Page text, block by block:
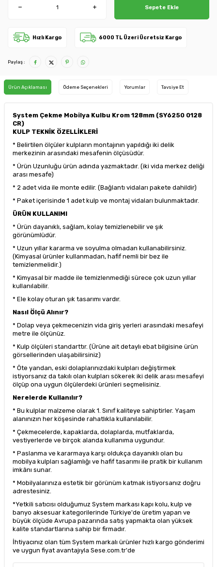
Sepete Ekle
Hızlı Kargo 6000 TL Üzeri Ücretsiz Kargo
Paylaş :
Ürün Açıklaması Ödeme Seçenekleri Yorumlar Tavsiye Et
System Çekme Mobilya Kulbu Krom 128mm (SY6250 0128
CR)
KULP TEKNİK ÖZELLİKLERİ
* Belirtilen ölçüler kulpların montajının yapıldığı iki delik
merkezinin arasındaki mesafenin ölçüsüdür.
* Ürün Uzunluğu ürün adında yazmaktadır. (iki vida merkez deliği
arası mesafe)
* 2 adet vida ile monte edilir. (Bağlantı vidaları pakete dahildir)
* Paket içerisinde 1 adet kulp ve montaj vidaları bulunmaktadır.
ÜRÜN KULLANIMI
* Ürün dayanıklı, sağlam, kolay temizlenebilir ve şık
görünümlüdür.
* Uzun yıllar kararma ve soyulma olmadan kullanabilirsiniz.
(Kimyasal ürünler kullanmadan, hafif nemli bir bez ile
temizlenmelidir.)
* Kimyasal bir madde ile temizlenmediği sürece çok uzun yıllar
kullanılabilir.
* Ele kolay oturan şık tasarımı vardır.
Nasıl Ölçü Alınır?
* Dolap veya çekmecenizin vida giriş yerleri arasındaki mesafeyi
metre ile ölçünüz.
* Kulp ölçüleri standarttır. (Ürüne ait detaylı ebat bilgisine ürün
görsellerinden ulaşabilirsiniz)
* Öte yandan, eski dolaplarınızdaki kulpları değiştirmek
istiyorsanız da takılı olan kulpları sökerek iki delik arası mesafeyi
ölçüp ona uygun ölçülerdeki ürünleri seçmelisiniz.
Nerelerde Kullanılır?
* Bu kulplar malzeme olarak 1. Sınıf kaliteye sahiptirler. Yaşam
alanınızın her köşesinde rahatlıkla kullanılabilir.
* Çekmecelerde, kapaklarda, dolaplarda, mutfaklarda,
vestiyerlerde ve birçok alanda kullanıma uygundur.
* Paslanma ve kararmaya karşı oldukça dayanıklı olan bu
mobilya kulpları sağlamlığı ve hafif tasarımı ile pratik bir kullanım
imkânı sunar.
* Mobilyalarınıza estetik bir görünüm katmak istiyorsanız doğru
adrestesiniz.
*Yetkili satıcısı olduğumuz System markası kapı kolu, kulp ve
banyo aksesuar kategorilerinde Türkiye'de üretim yapan ve
büyük ölçüde Avrupa pazarında satış yapmakta olan yüksek
kalite standartlarına sahip bir firmadır.
İhtiyacınız olan tüm System markalı ürünler hızlı kargo gönderimi
ve uygun fiyat avantajıyla Sese.com.tr'de